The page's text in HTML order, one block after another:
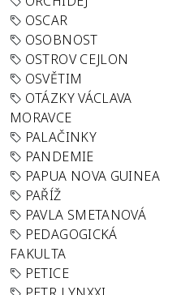
OSCAR
OSOBNOST
OSTROV CEJLON
OSVĚTIM
OTÁZKY VÁCLAVA
MORAVCE
PALAČINKY
PANDEMIE
PAPUA NOVA GUINEA
PAŘÍŽ
PAVLA SMETANOVÁ
PEDAGOGICKÁ
FAKULTA
PETICE